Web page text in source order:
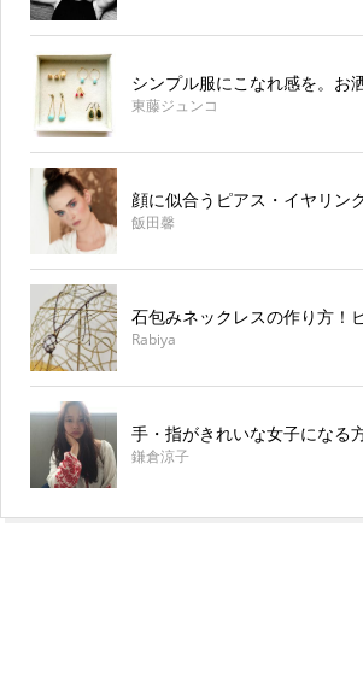
シンプル服にこなれ感を。お
東藤ジュンコ
顔に似合うピアス・イヤリン
飯田馨
石包みネックレスの作り方！
Rabiya
手・指がきれいな女子になる
鎌倉涼子